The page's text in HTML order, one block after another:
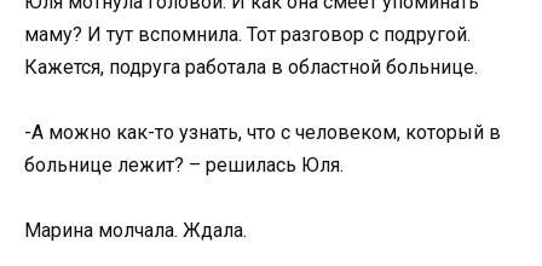
маму? И тут вспомнила. Тот разговор с подругой.
Кажется, подруга работала в областной больнице.
-А можно как-то узнать, что с человеком, который в
больнице лежит? – решилась Юля.
Марина молчала. Ждала.